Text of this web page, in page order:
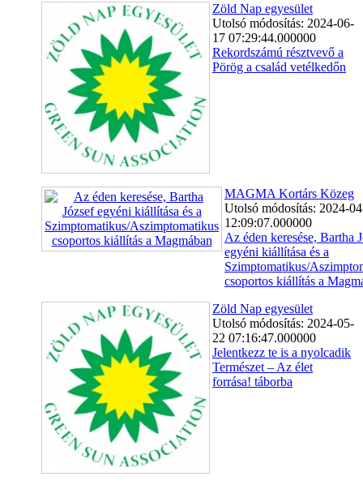
Zöld Nap egyesület
Utolsó módosítás: 2024-06-
17 07:29:44.000000
Rekordszámú résztvevő a
Pörög a család vetélkedőn
MAGMA Kortárs Közeg
Utolsó módosítás: 2024-
12:09:07.000000
Az éden keresése, Bartha
egyéni kiállítása és a
Szimptomatikus/
csoportos kiállítás a
Zöld Nap egyesület
Utolsó módosítás: 2024-05-
22 07:16:47.000000
Jelentkezz te is a nyolcadik
Természet – Az élet
forrása! táborba